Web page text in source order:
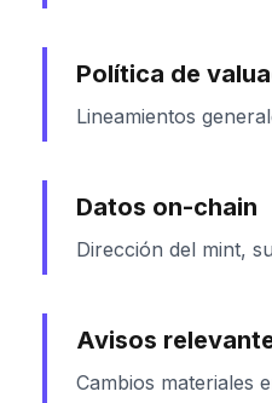
Política de
Lineamientos
Datos on-chain
Dirección del mint,
Avisos
Cambios materiales